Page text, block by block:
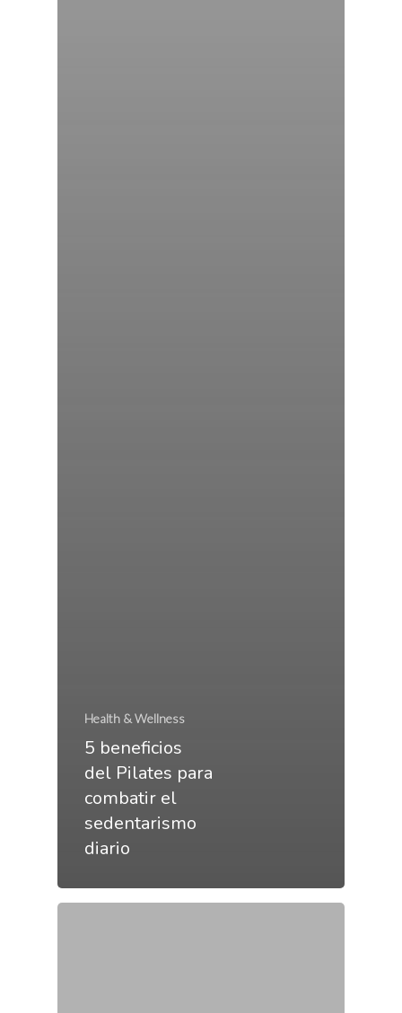
Health & Wellness
5 beneficios
del Pilates para
combatir el
sedentarismo
diario